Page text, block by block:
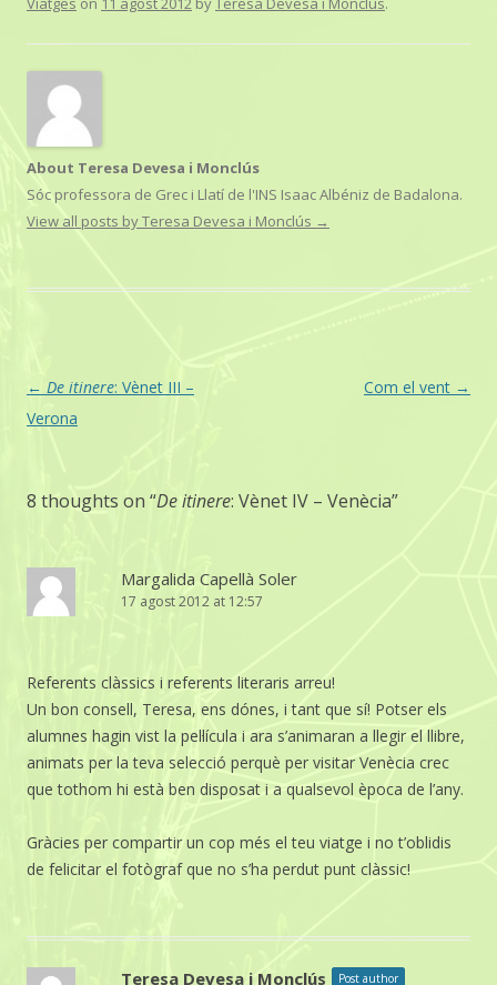
About Teresa Devesa i Monclús
Sóc professora de Grec i Llatí de l'INS Isaac Albéniz de Badalona.
View all posts by Teresa Devesa i Monclús →
Post
navigation
← De itinere: Vènet III –
Verona
Com el vent →
8 thoughts on “De itinere: Vènet IV – Venècia”
Margalida Capellà Soler
17 agost 2012 at 12:57
Referents clàssics i referents literaris arreu!
Un bon consell, Teresa, ens dónes, i tant que sí! Potser els
alumnes hagin vist la pel·lícula i ara s’animaran a llegir el llibre,
animats per la teva selecció perquè per visitar Venècia crec
que tothom hi està ben disposat i a qualsevol època de l’any.
Gràcies per compartir un cop més el teu viatge i no t’oblidis
de felicitar el fotògraf que no s’ha perdut punt clàssic!
Teresa Devesa i Monclús Post author